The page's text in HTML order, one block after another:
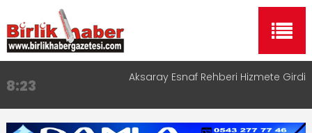
8:23 Aksaray Esnaf Rehberi Hizmete Girdi
11:30
Birlikhaber.com Yayın Hayatına Başladı | Hızlı ve
Akıllı Haber Platformu